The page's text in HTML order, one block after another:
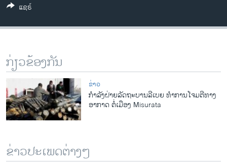
ທຸລະກິດ
ພາສາອັງກິດ
ສຽງ
ລາຍການກະຈາຍສຽງ
ລາຍງານ
ຕິດຕາມພວກເຮົາ ທີ່
ພາສາຕ່າງໆ
ແຊຣ໌
ກ່ຽວຂ້ອງກັນ
ຂ່າວ
ກໍາລັງຝ່າຍລັດຖະບານລີເບຍ ທໍາການໂຈມຕີທາງ
ອາກາດ ຕໍ່ເມືອງ Misurata
ຂ່າວປະເພດຕ່າງໆ